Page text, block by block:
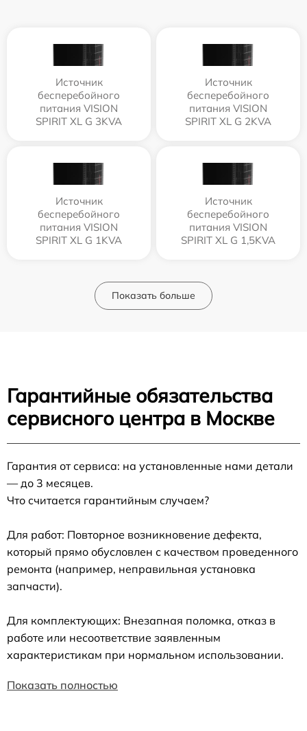
Источник
бесперебойного
питания VISION
SPIRIT XL G 3KVA
Источник
бесперебойного
питания VISION
SPIRIT XL G 2KVA
Источник
бесперебойного
питания VISION
SPIRIT XL G 1KVA
Источник
бесперебойного
питания VISION
SPIRIT XL G 1,5KVA
Показать больше
Гарантийные обязательства
сервисного центра в Москве
Гарантия от сервиса: на установленные нами детали
— до 3 месяцев.
Что считается гарантийным случаем?
Для работ: Повторное возникновение дефекта,
который прямо обусловлен с качеством проведенного
ремонта (например, неправильная установка
запчасти).
Для комплектующих: Внезапная поломка, отказ в
работе или несоответствие заявленным
характеристикам при нормальном использовании.
Показать полностью